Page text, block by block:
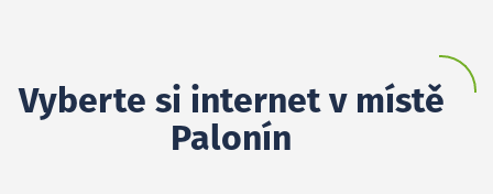
Vyberte si internet v místě
Palonín